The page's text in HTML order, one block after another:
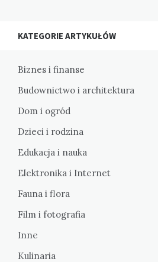
KATEGORIE ARTYKUŁÓW
Biznes i finanse
Budownictwo i architektura
Dom i ogród
Dzieci i rodzina
Edukacja i nauka
Elektronika i Internet
Fauna i flora
Film i fotografia
Inne
Kulinaria